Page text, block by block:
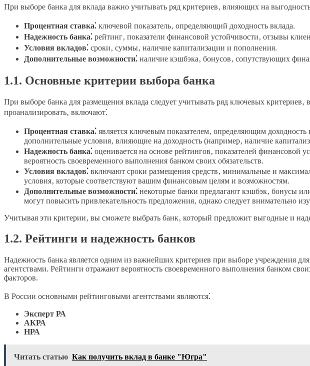
При выборе банка для вклада важно учитывать ряд критериев‚ влияющих на
Процентная ставка⁚ ключевой показатель‚ определяющий доходность вклада.
Надежность банка⁚ рейтинг‚ показатели финансовой устойчивости‚ отзывы
Условия вкладов⁚ сроки‚ суммы‚ наличие капитализации и пополнения.
Дополнительные возможности⁚ наличие кэшбэка‚ бонусов‚ сопутствующих
1.1. Основные критерии выбора банка
При выборе банка для размещения вклада следует учитывать ряд ключевых
проанализировать‚ включают⁚
Процентная ставка⁚ является ключевым показателем‚ определяющим
дополнительные условия‚ влияющие на доходность (например‚ наличие
Надежность банка⁚ оценивается на основе рейтингов‚ показателей
вероятность своевременного выполнения банком своих обязательств.
Условия вкладов⁚ включают сроки размещения средств‚ минимальные и
условия‚ которые соответствуют вашим финансовым целям и возможностям.
Дополнительные возможности⁚ некоторые банки предлагают кэшбэк‚ бонусы
могут повысить привлекательность предложения‚ однако следует внимательно
Учитывая эти критерии‚ вы сможете выбрать банк‚ который предложит выгодные и
1.2. Рейтинги и надежность банков
Надежность банка является одним из важнейших критериев при выборе учреждения
агентствами. Рейтинги отражают вероятность своевременного выполнения банком
факторов.
В России основными рейтинговыми агентствами являются⁚
Эксперт РА
АКРА
НРА
Читать статью Как получить вклад в банке "Югра"